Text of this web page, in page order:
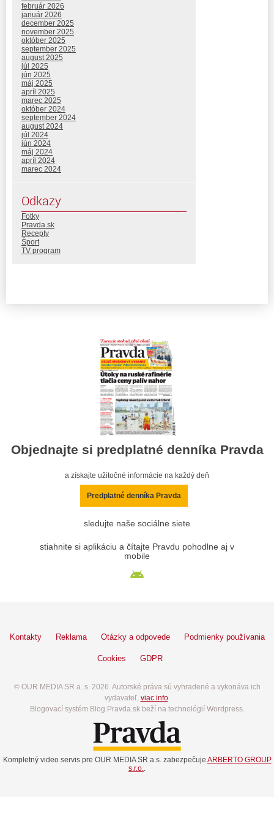
február 2026
január 2026
december 2025
november 2025
október 2025
september 2025
august 2025
júl 2025
jún 2025
máj 2025
apríl 2025
marec 2025
október 2024
september 2024
august 2024
júl 2024
jún 2024
máj 2024
apríl 2024
marec 2024
Odkazy
Fotky
Pravda.sk
Recepty
Šport
TV program
Objednajte si predplatné denníka Pravda
a získajte užitočné informácie na každý deň
Predplatné denníka Pravda
sledujte naše sociálne siete
stiahnite si aplikáciu a čítajte Pravdu pohodlne aj v
mobile
Kontakty Reklama Otázky a odpovede Podmienky používania
Cookies GDPR
© OUR MEDIA SR a. s. 2026. Autorské práva sú vyhradené a vykonáva ich
vydavateľ, viac info.
Blogovací systém Blog.Pravda.sk beží na technológií Wordpress.
Kompletný video servis pre OUR MEDIA SR a.s. zabezpečuje ARBERTO GROUP
s.r.o..